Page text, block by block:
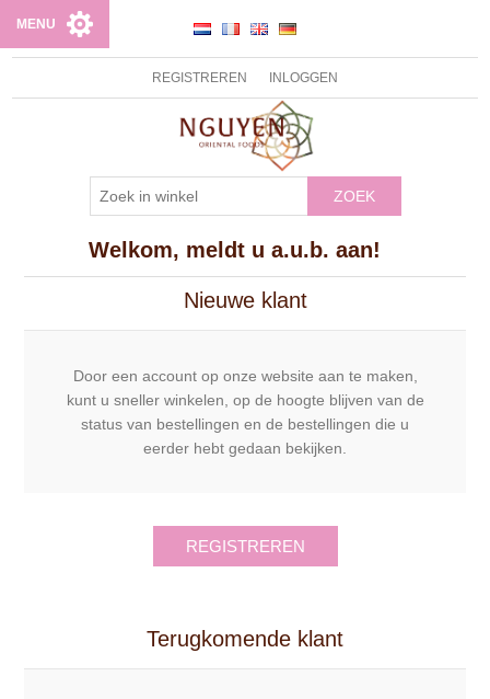
REGISTREREN INLOGGEN
ZOEK
MENU
Welkom, meldt u a.u.b. aan!
Nieuwe klant
Door een account op onze website aan te maken,
kunt u sneller winkelen, op de hoogte blijven van de
status van bestellingen en de bestellingen die u
eerder hebt gedaan bekijken.
REGISTREREN
Terugkomende klant